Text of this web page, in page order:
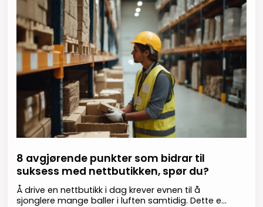
8 avgjørende punkter som bidrar til
suksess med nettbutikken, spør du?
Å drive en nettbutikk i dag krever evnen til å
sjonglere mange baller i luften samtidig. Dette er